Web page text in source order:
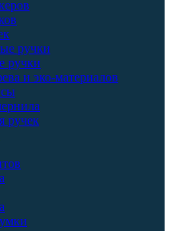
ручки
ручки
и эко-материалов
ручек